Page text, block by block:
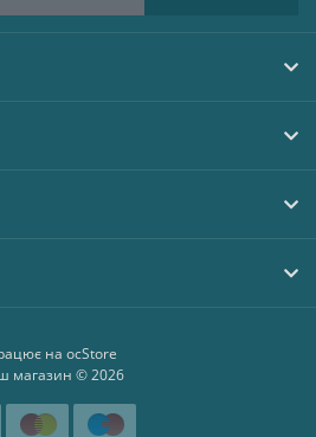
на ocStore
магазин © 2026